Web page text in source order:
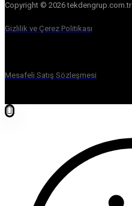
Copyright © 2026 tekdengrup.com.tr
Gizlilik ve Çerez Politikası
Mesafeli Satış Sözleşmesi